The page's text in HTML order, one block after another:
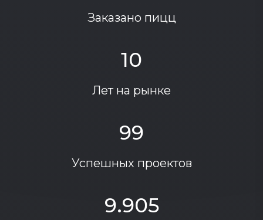
Заказано пицц
Лет на рынке
10
Успешных проектов
99
9.905